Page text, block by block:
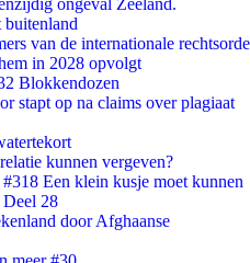
ongeval Zeeland.
van de internationale rechtsorde
in 2028 opvolgt
Blokkendozen
stapt op na claims over plagiaat
kunnen vergeven?
Een klein kusje moet kunnen
28
door Afghaanse